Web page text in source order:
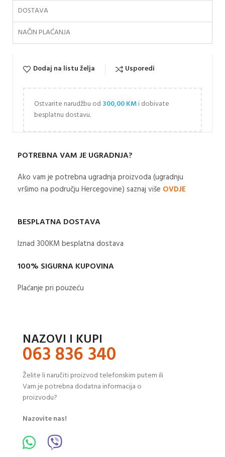
DOSTAVA
NAČIN PLAĆANJA
Dodaj na listu želja Usporedi
Ostvarite narudžbu od 300,00KMi dobivate
besplatnu dostavu.
POTREBNA VAM JE UGRADNJA?
Ako vam je potrebna ugradnja proizvoda (ugradnju
vršimo na području Hercegovine) saznaj više OVDJE
BESPLATNA DOSTAVA
Iznad 300KM besplatna dostava​
100% SIGURNA KUPOVINA
Plaćanje pri pouzeću
NAZOVI I KUPI
063 836 340
Želite li naručiti proizvod telefonskim putem ili
Vam je potrebna dodatna informacija o
proizvodu?
Nazovite nas!